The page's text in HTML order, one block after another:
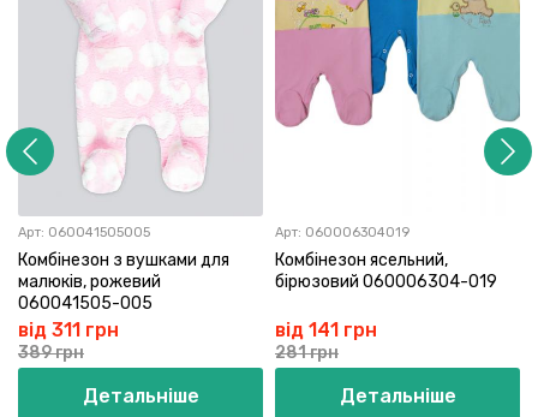
Арт: 060041505005
Комбінезон з вушками для
малюків, рожевий
060041505-005
від 311 грн
389 грн
Детальніше
Арт: 060006304019
Комбінезон ясельний,
бірюзовий 060006304-019
від 141 грн
281 грн
Детальніше